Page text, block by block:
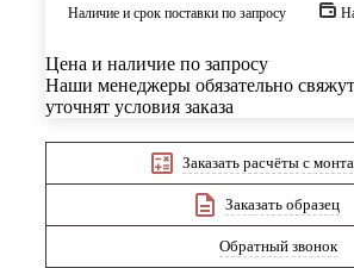
Наличие и срок поставки по запросу
Цена и наличие по запросу
Наши менеджеры обязательно
уточнят условия заказа
Заказать расчёты с
Заказать образец
Обратный звонок